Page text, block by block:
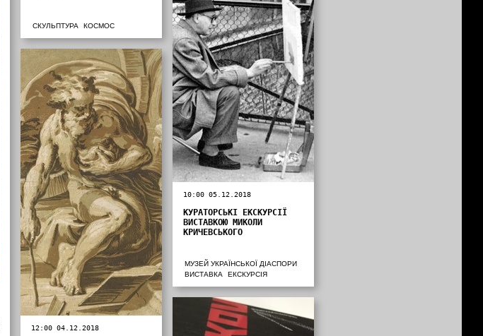
СКУЛЬПТУРА КОСМОС
10:00 05.12.2018
КУРАТОРСЬКІ ЕКСКУРСІЇ
ВИСТАВКОЮ МИКОЛИ
КРИЧЕВСЬКОГО
МУЗЕЙ УКРАЇНСЬКОЇ ДІАСПОРИ
ВИСТАВКА
ЕКСКУРСІЯ
12:00 04.12.2018